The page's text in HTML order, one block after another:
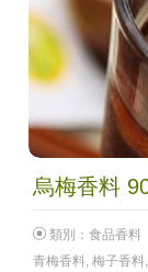
烏梅香料
類別： 食品香料
青梅香料 梅子香料